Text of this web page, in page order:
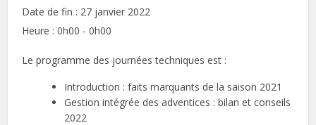
Date de fin : 27 janvier 2022
Heure :0h00 - 0h00
Le programme des journées techniques est :
Introduction : faits marquants de la saison 2021
Gestion intégrée des adventices : bilan et conseils
2022